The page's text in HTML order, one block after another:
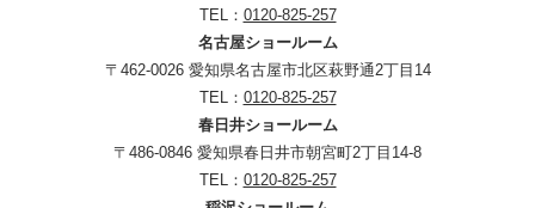
TEL： 0120-825-257
名古屋ショールーム
〒462-0026 愛知県名古屋市北区萩野通2丁目14
TEL： 0120-825-257
春日井ショールーム
〒486-0846 愛知県春日井市朝宮町2丁目14-8
TEL： 0120-825-257